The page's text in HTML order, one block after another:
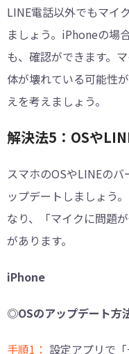
LINE電話以外でもマイ
ましょう。iPhoneの場
も、確認ができます。
体が壊れている可能性
えを考えましょう。
解決法5：OSや
スマホのOSやLINEの
ップデートしましょう
なり、「マイクに問題
があります。
iPhone
◎OSのアップデート方
手順1： 設定アプリで